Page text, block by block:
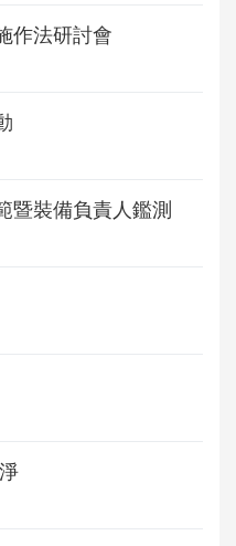
作法研討會
暨裝備負責人鑑測